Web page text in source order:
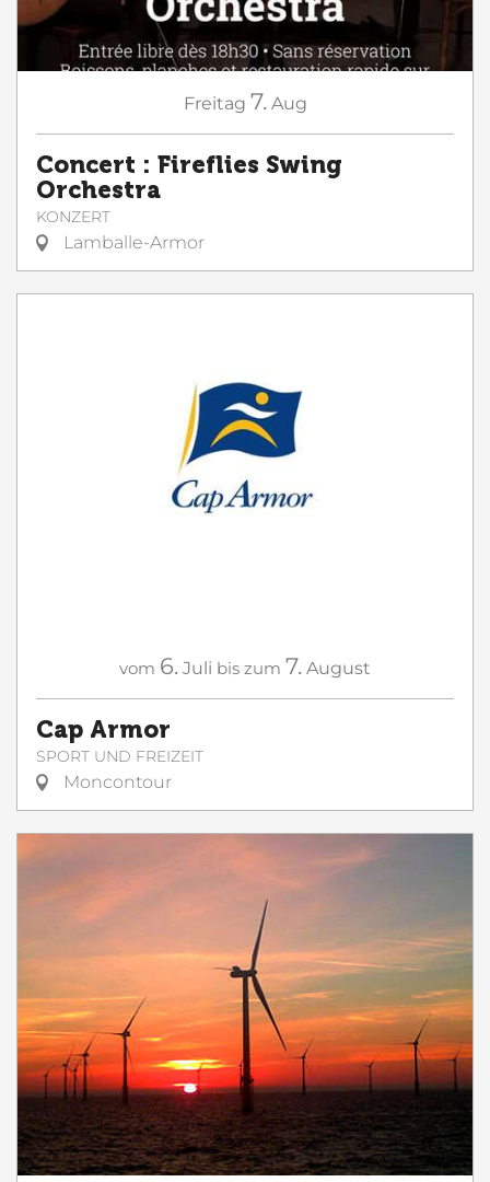
Freitag 7. Aug
Concert : Fireflies Swing
Orchestra
KONZERT
Lamballe-Armor
vom 6. Juli bis zum 7. August
Cap Armor
SPORT UND FREIZEIT
Moncontour